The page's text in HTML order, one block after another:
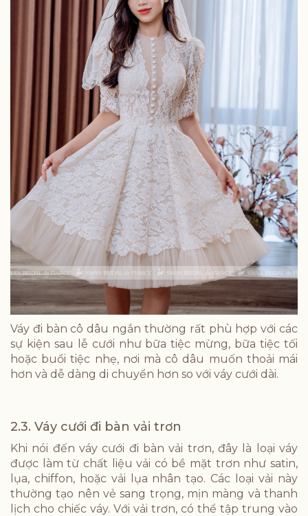
Váy đi bàn cô dâu ngắn thường rất phù hợp với các
sự kiện sau lễ cưới như bữa tiệc mừng, bữa tiệc tối
hoặc buổi tiệc nhẹ, nơi mà cô dâu muốn thoải mái
hơn và dễ dàng di chuyển hơn so với váy cưới dài.
2.3. Váy cưới đi bàn vải trơn
Khi nói đến váy cưới đi bàn vải trơn, đây là loại váy
được làm từ chất liệu vải có bề mặt trơn như satin,
lụa, chiffon, hoặc vải lụa nhân tạo. Các loại vải này
thường tạo nên vẻ sang trọng, mịn màng và thanh
lịch cho chiếc váy. Với vải trơn, có thể tập trung vào